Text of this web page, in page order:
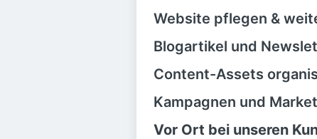
Website pflegen &
Blogartikel und
Content-Assets
Kampagnen und
Vor Ort bei unseren